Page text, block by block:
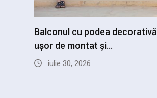
Balconul cu podea decorativă
ușor de montat și…
iulie 30, 2026